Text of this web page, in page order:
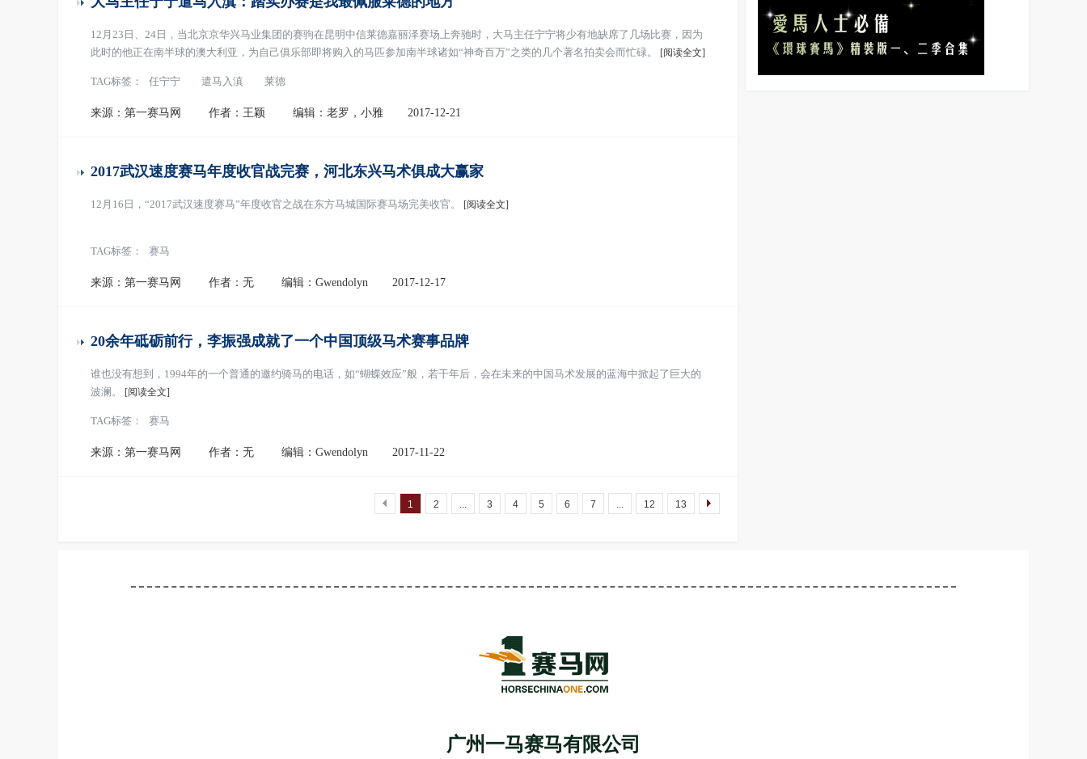
12月23日、24日，当北京京华兴马业集团的赛驹在昆明中信莱德嘉丽泽赛场上奔驰时，大马主任宁宁将少有地缺席了几场比赛，因为
此时的他正在南半球的澳大利亚，为自己俱乐部即将购入的马匹参加南半球诸如“神奇百万”之类的几个著名拍卖会而忙碌。
[阅读全文]
TAG标签： 任宁宁 遣马入滇 莱德
来源：第一赛马网 作者：王颖 编辑：老罗，小雅 2017-12-21
2017武汉速度赛马年度收官战完赛，河北东兴马术俱成大赢家
12月16日，“2017武汉速度赛马”年度收官之战在东方马城国际赛马场完美收官。 [阅读全文]
TAG标签： 赛马
来源：第一赛马网 作者：无 编辑：Gwendolyn 2017-12-17
20余年砥砺前行，李振强成就了一个中国顶级马术赛事品牌
谁也没有想到，1994年的一个普通的邀约骑马的电话，如“蝴蝶效应”般，若干年后，会在未来的中国马术发展的蓝海中掀起了巨大的
波澜。
[阅读全文]
TAG标签： 赛马
来源：第一赛马网 作者：无 编辑：Gwendolyn 2017-11-22
1 2 ... 3 4 5 6 7 ... 12 13
广州一马赛马有限公司